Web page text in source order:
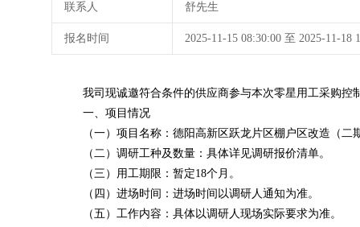
联系人 舒先生
报名时间 2025-11-15 08:30:00 至 2025-
我司现诚邀符合条件的供应商参与本次零星用工采购控
一、项目情况
（一）项目名称：德阳高新区跃龙片区棚户区改造（
（二）调研工种及数量：具体详见调研报价清单。
（三）用工期限：暂定18个月。
（四）进场时间：进场时间以调研人通知为准。
（五）工作内容：具体以调研人现场实际要求为准。